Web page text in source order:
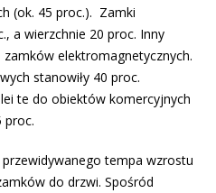
(ok. 45 proc.). Zamki
a wierzchnie 20 proc. Inny
elektromagnetycznych.
stanowiły 40 proc.
te do obiektów komercyjnych
proc.
tempa wzrostu
do drzwi. Spośród